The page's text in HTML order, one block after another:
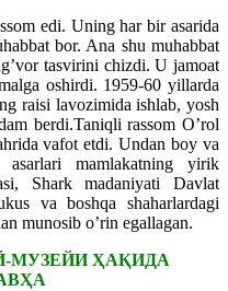
edi. Uning har bir asarida
bor. Ana shu muhabbat
tasvirini chizdi. U jamoat
oshirdi. 1959-60 yillarda
raisi lavozimida ishlab, yosh
berdi.Taniqli rassom O’rol
vafot etdi. Undan boy va
mamlakatning yirik
Shark madaniyati Davlat
va boshqa shaharlardagi
munosib o’rin egallagan.
МУЗЕЙИ ҲАҚИДА